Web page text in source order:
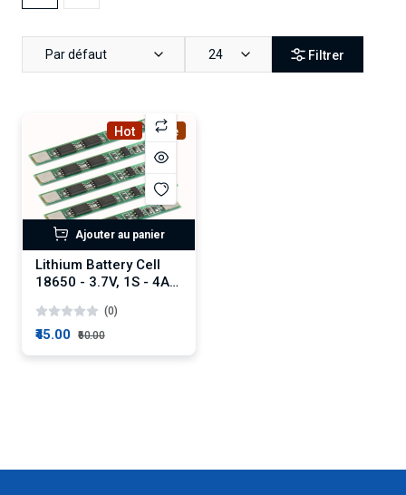
Par défaut 24 Filtrer
Hot Sale
Ajouter au panier
Lithium Battery Cell
18650 - 3.7V, 1S - 4A
(0)
₹45.00 ₹60.00